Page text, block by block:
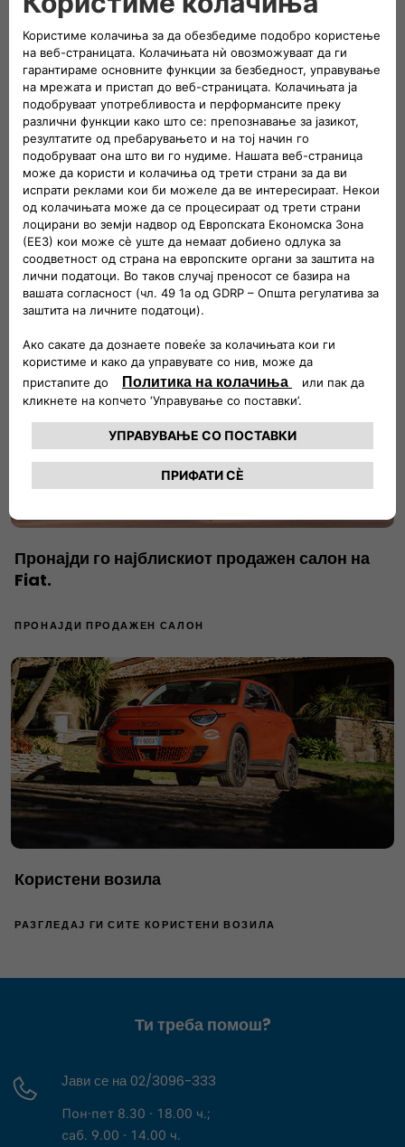
Разгледај ги возилата Fiat на лагер
РАЗГЛЕДАЈ ЈА НАШАТА НАЈДОБРА ПОНУДА
Пронајди го најблискиот продажен салон на
Fiat.
ПРОНАЈДИ ПРОДАЖЕН САЛОН
Користени возила
РАЗГЛЕДАЈ ГИ СИТЕ КОРИСТЕНИ ВОЗИЛА
Ти треба помош?
Јави се на 02/3096-333
Пон-пет 8.30 - 18.00 ч.;
саб. 9.00 - 14.00 ч.